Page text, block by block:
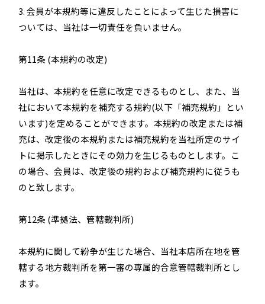
3. 会員が本規約等に違反したことによって生じた損害に
ついては、当社は一切責任を負いません。
第11条 (本規約の改定)
当社は、本規約を任意に改定できるものとし、また、当
社において本規約を補充する規約(以下「補充規約」とい
います)を定めることができます。本規約の改定または補
充は、改定後の本規約または補充規約を当社所定のサイ
トに掲示したときにその効力を生じるものとします。こ
の場合、会員は、改定後の規約および補充規約に従うも
のと致します。
第12条 (準拠法、管轄裁判所)
本規約に関して紛争が生じた場合、当社本店所在地を管
轄する地方裁判所を第一審の専属的合意管轄裁判所とし
ます。